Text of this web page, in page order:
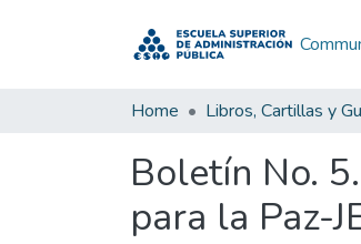
Home Libros, Cartillas y
Boletín No.
para la Paz-